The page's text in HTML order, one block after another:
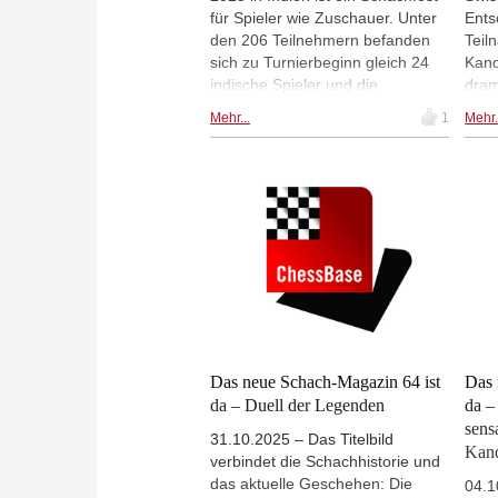
und
für Spieler wie Zuschauer. Unter
den 206 Teilnehmern befanden
sich zu Turnierbeginn gleich 24
indische Spieler und die
analog wie digital – war
Social-Media-Kanäle das Treiben
vor und im Spielsaal verfolgen
und die Begeisterung der
Menschen spüren. Gukesh
Dommaraju erfüllte freundlich und
geduldig die Autogrammwünsche
der Fans. | Foto: Michal Walusza
Mehr... 1
Das neue Schach-Magazin 64 ist
da – Duell der Legenden
31.10.2025 – Das Titelbild
verbindet die Schachhistorie und
das aktuelle Geschehen: Die
Das
da